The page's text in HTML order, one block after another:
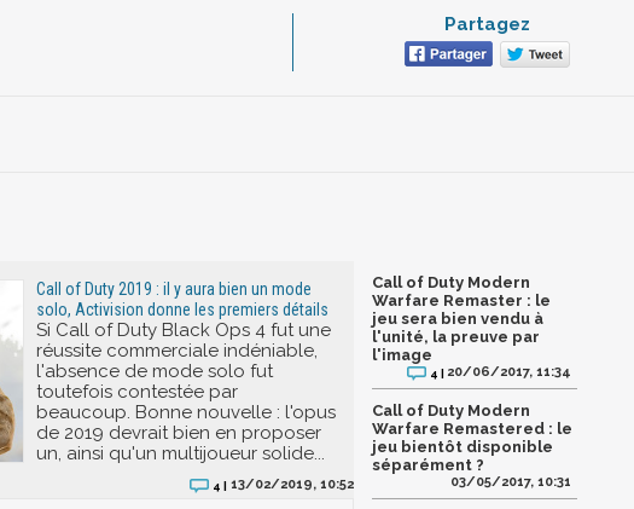
Partagez
Call of Duty 2019 : il y aura bien un mode
solo, Activision donne les premiers détails
Si Call of Duty Black Ops 4 fut une
réussite commerciale indéniable,
l'absence de mode solo fut
toutefois contestée par
beaucoup. Bonne nouvelle : l'opus
de 2019 devrait bien en proposer
un, ainsi qu'un multijoueur solide...
4 | 13/02/2019, 10:52
Call of Duty Modern
Warfare Remaster : le
jeu sera bien vendu à
l'unité, la preuve par
l'image
4 | 20/06/2017, 11:34
Call of Duty Modern
Warfare Remastered : le
jeu bientôt disponible
séparément ?
03/05/2017, 10:31